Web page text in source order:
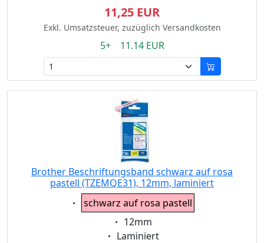
11,25 EUR
Exkl. Umsatzsteuer, zuzüglich Versandkosten
5+ 11.14 EUR
Brother Beschriftungsband schwarz auf rosa
pastell (TZEMQE31), 12mm, laminiert
Eigenschaft:
schwarz auf rosa pastell
Eigenschaft:
12mm
Eigenschaft:
Laminiert